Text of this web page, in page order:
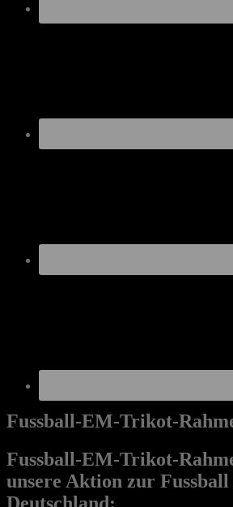
Fussball-EM-Trikot-
Fussball-EM-Trikot-
unsere Aktion zur